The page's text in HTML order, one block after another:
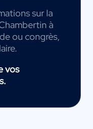
sur la
à
ou congrès,
vos